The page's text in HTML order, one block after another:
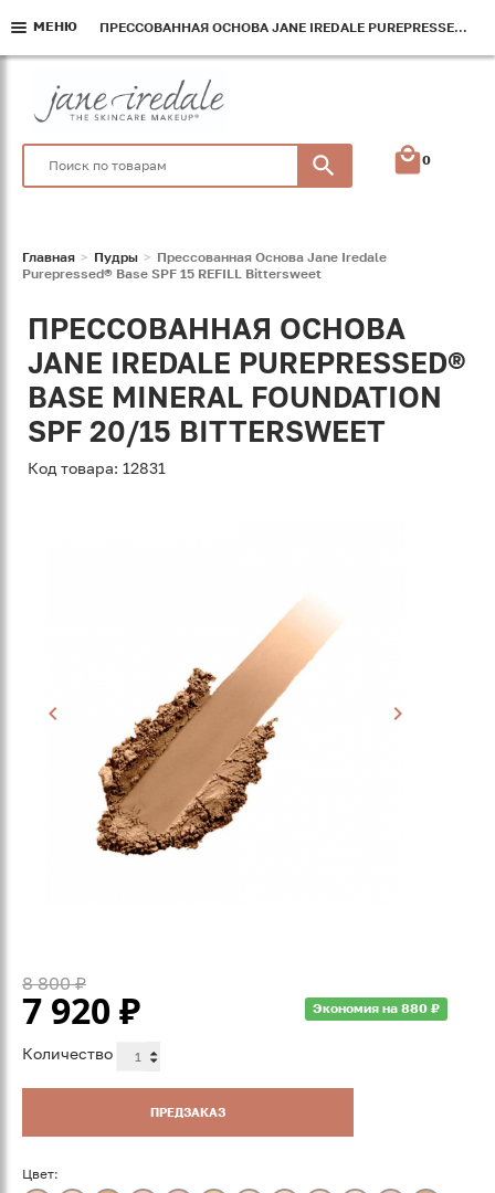
0
Главная Пудры
Прессованная Основа Jane Iredale
Purepressed® Base SPF 15 REFILL Bittersweet
ПРЕССОВАННАЯ ОСНОВА
JANE IREDALE PUREPRESSED®
BASE MINERAL FOUNDATION
SPF 20/15 BITTERSWEET
Код товара: 12831
8 800 ₽
7 920₽ Экономия на 880 ₽
Количество
ПРЕДЗАКАЗ
Цвет:
МЕНЮ ПРЕССОВАННАЯ ОСНОВА JANE IREDALE PUREPRESSED® BASE SPF 20 REFILL BITTERSWEET
МЕНЮ ПРЕССОВАННАЯ ОСНОВА JANE IREDALE PUREPRESSED® BASE SPF 20 REFILL BITTERSWEET
МЕНЮ ПРЕССОВАННАЯ ОСНОВА JANE IREDALE PUREPRESSED® BASE SPF 20 REFILL BITTERSWEET